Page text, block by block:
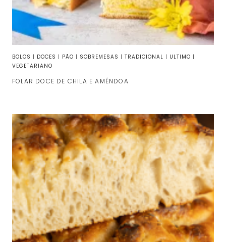
BOLOS | DOCES | PÃO | SOBREMESAS | TRADICIONAL | ULTIMO |
VEGETARIANO
FOLAR DOCE DE CHILA E AMÊNDOA